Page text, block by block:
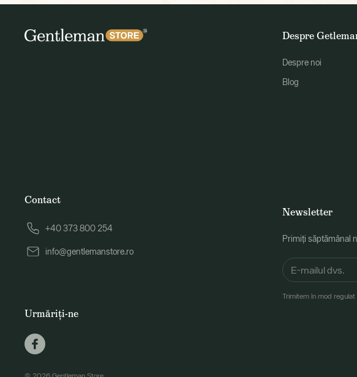
Despre
Despre noi
Blog
Newsletter
Primiți săptămânal
Trimitem în mod
Contact
+40 373 800 254
info@gentlemanstore.ro
Urmăriți-ne